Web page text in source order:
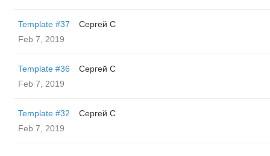
Template #37
Сергей С
Feb 7, 2019
Template #36
Сергей С
Feb 7, 2019
Template #32
Сергей С
Feb 7, 2019